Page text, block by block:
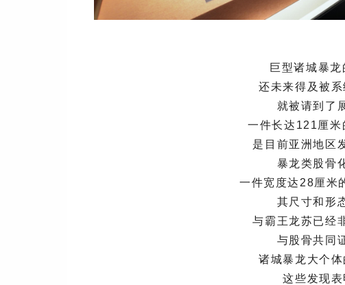
巨型诸城暴龙
还未来得及被系
就被请到了
一件长达121厘米
是目前亚洲地区
暴龙类股骨
一件宽度达28厘米
其尺寸和形
与霸王龙苏已经
与股骨共同
诸城暴龙大个体
这些发现表